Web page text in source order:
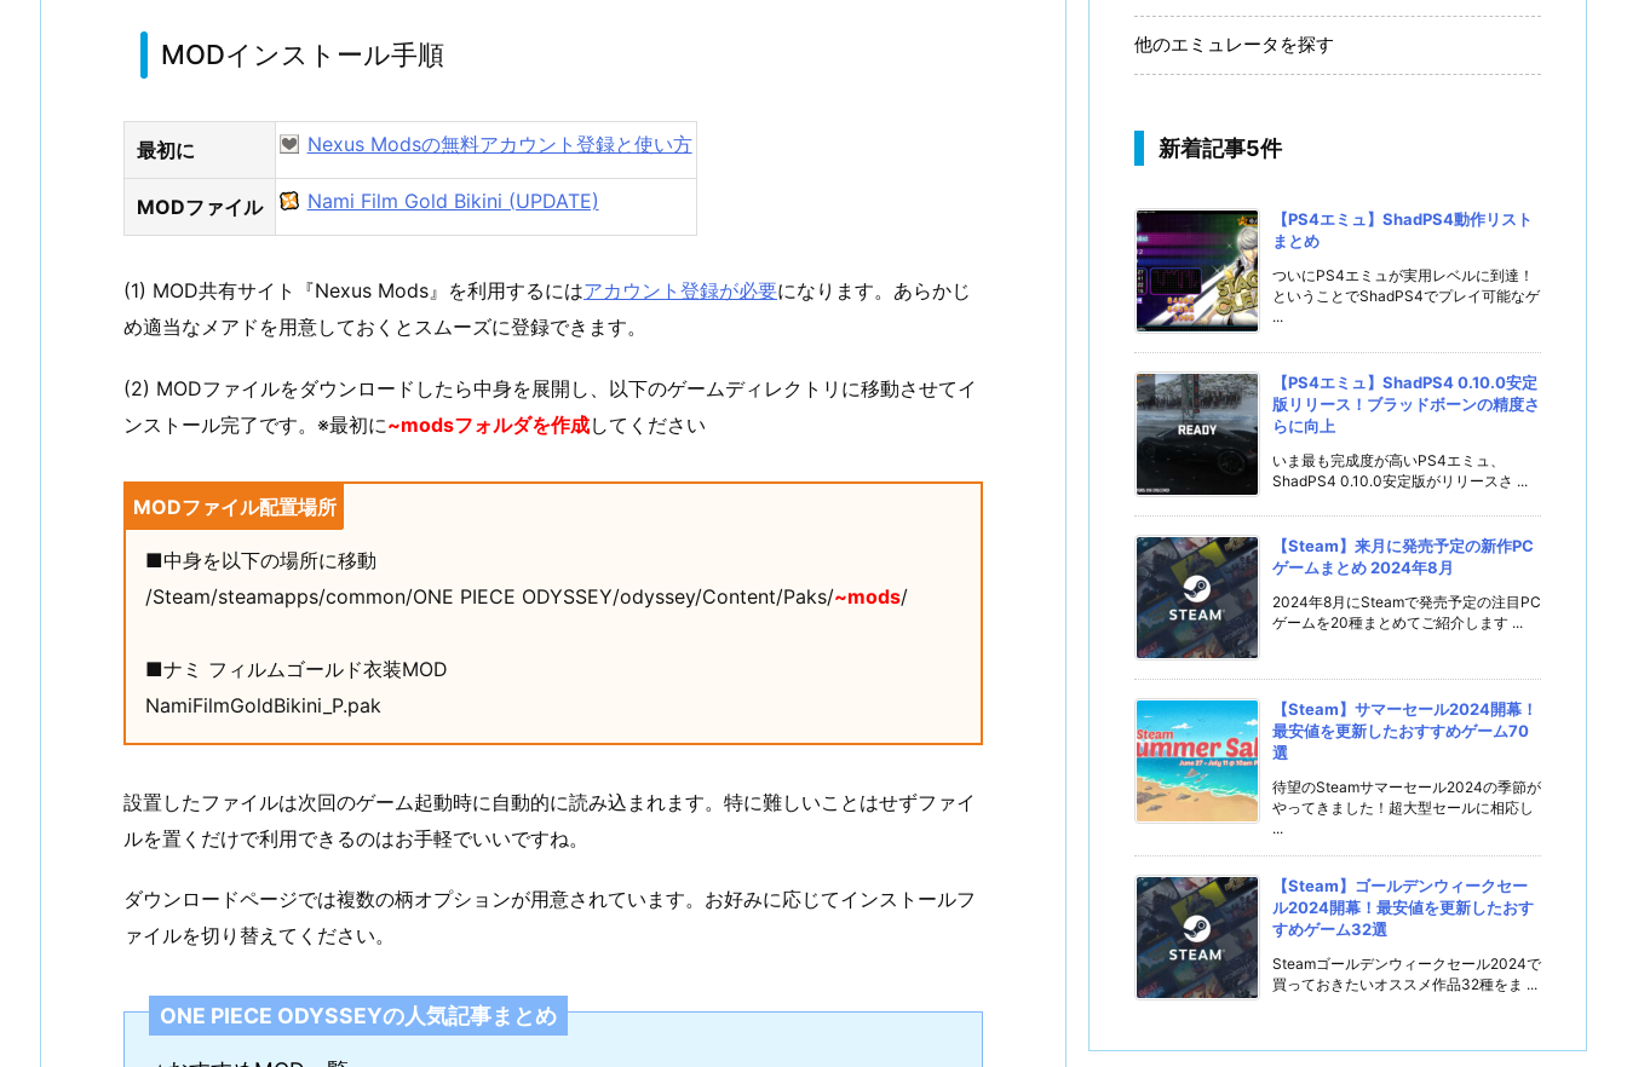
MODインストール手順
最初に Nexus Modsの無料アカウント登録と使い方
MODファイル Nami Film Gold Bikini (UPDATE)
(1) MOD共有サイト『Nexus Mods』を利用するにはアカウント登録が必要になります。あらかじ
め適当なメアドを用意しておくとスムーズに登録できます。
(2) MODファイルをダウンロードしたら中身を展開し、以下のゲームディレクトリに移動させてイ
ンストール完了です。※最初に~modsフォルダを作成してください
MODファイル配置場所
■中身を以下の場所に移動
/Steam/steamapps/common/ONE PIECE ODYSSEY/odyssey/Content/Paks/~mods/
■ナミ フィルムゴールド衣装MOD
NamiFilmGoldBikini_P.pak
設置したファイルは次回のゲーム起動時に自動的に読み込まれます。特に難しいことはせずファイ
ルを置くだけで利用できるのはお手軽でいいですね。
ダウンロードページでは複数の柄オプションが用意されています。お好みに応じてインストールフ
ァイルを切り替えてください。
ONE PIECE ODYSSEYの人気記事まとめ
他のエミュレータを探す
新着記事5件
【PS4エミュ】ShadPS4動作リスト
まとめ
ついにPS4エミュが実用レベルに到達！
ということでShadPS4でプレイ可能なゲ
...
【PS4エミュ】ShadPS4 0.10.0安定
版リリース！ブラッドボーンの精度さ
らに向上
いま最も完成度が高いPS4エミュ、
ShadPS4 0.10.0安定版がリリースさ ...
【Steam】来月に発売予定の新作PC
ゲームまとめ 2024年8月
2024年8月にSteamで発売予定の注目PC
ゲームを20種まとめてご紹介します ...
【Steam】サマーセール2024開幕！
最安値を更新したおすすめゲーム70
選
待望のSteamサマーセール2024の季節が
やってきました！超大型セールに相応し
...
【Steam】ゴールデンウィークセー
ル2024開幕！最安値を更新したおす
すめゲーム32選
Steamゴールデンウィークセール2024で
買っておきたいオススメ作品32種をま ...